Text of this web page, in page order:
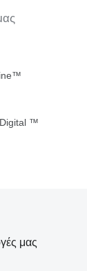
™
μας